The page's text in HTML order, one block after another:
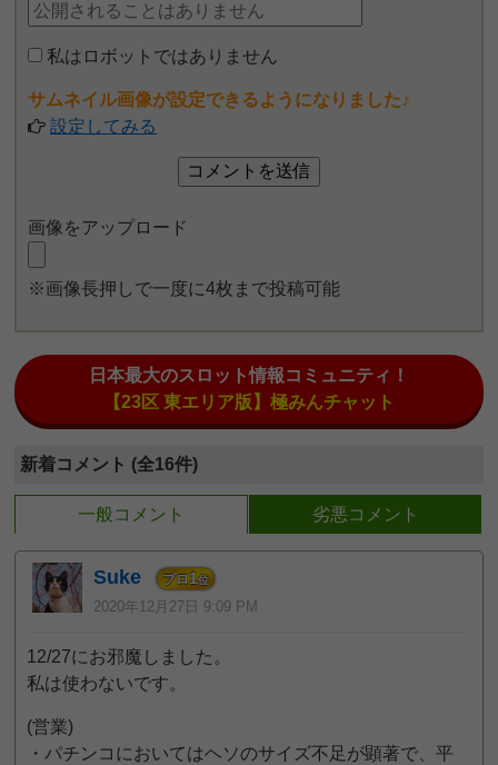
私はロボットではありません
サムネイル画像が設定できるようになりました♪
設定してみる
画像をアップロード
※画像長押しで一度に4枚まで投稿可能
日本最大のスロット情報コミュニティ！
【23区 東エリア版】極みんチャット
新着コメント (全16件)
一般コメント 劣悪コメント
Suke プロ 1位
2020年12月27日 9:09 PM
12/27にお邪魔しました。
私は使わないです。
(営業)
・パチンコにおいてはヘソのサイズ不足が顕著で、平